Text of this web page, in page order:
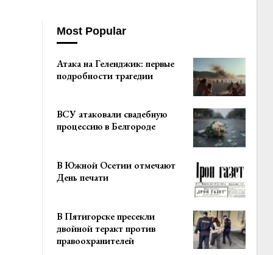
Most Popular
Атака на Геленджик: первые
подробности трагедии
ВСУ атаковали свадебную
процессию в Белгороде
В Южной Осетии отмечают
День печати
В Пятигорске пресекли
двойной теракт против
правоохранителей